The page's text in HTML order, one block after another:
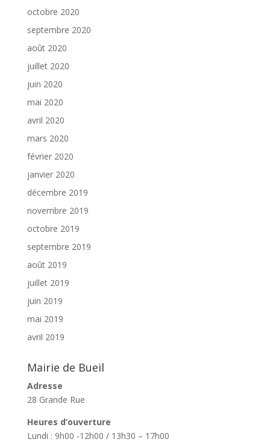
octobre 2020
septembre 2020
août 2020
juillet 2020
juin 2020
mai 2020
avril 2020
mars 2020
février 2020
janvier 2020
décembre 2019
novembre 2019
octobre 2019
septembre 2019
août 2019
juillet 2019
juin 2019
mai 2019
avril 2019
Mairie de Bueil
Adresse
28 Grande Rue
Heures d’ouverture
Lundi : 9h00 -12h00 / 13h30 – 17h00